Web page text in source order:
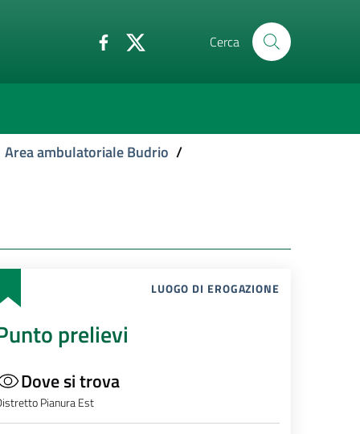
Cerca
Area ambulatoriale Budrio /
LUOGO DI EROGAZIONE
prelievi
Dove si trova
Pianura Est